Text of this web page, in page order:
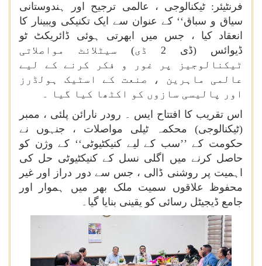
فرنٹیئر: ٹیکنالوجی ، عالمی ترجیح اور ہندوستانی
سیاق و سباق‘‘ کے عنوان سے ایک تکنیکی ویبینار کا
انعقاد کیا ، جس میں ابھرتی ہوئی ڈائریکٹ ٹو
ڈیوائس (ڈی 2 ڈی) سیٹلائٹ مواصلاتی
ٹیکنالوجیز پر غور و فکر کرنے کے لیے
عالمی ماہرین ، صنعت کے اسٹیک ہولڈرز
اور پالیسی سازوں کو اکٹھا کیا گیا ۔
اس تقریب کا افتتاح ایس ۔ رودر نارائن پلئی ، ممبر
(ٹیکنالوجی) محکمہ ٹیلی مواصلات ، جنہوں نے
حکومت کے ’’سب کے لیے کنیکٹیوٹی‘‘ کے وژن کو
حاصل کرنے میں اگلی نسل کے کنیکٹیوٹی حل کی
اہمیت پر روشنی ڈالی ، جس سے دور دراز اور غیر
محفوظ علاقوں سمیت ملک بھر میں ہموار اور
جامع ڈیجیٹل رسائی کو یقینی بنایا گیا۔